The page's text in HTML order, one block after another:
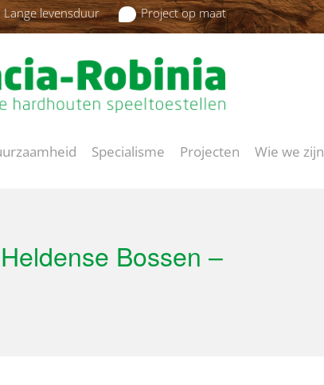
Lange levensduur Project op maat
Specialisme Projecten Wie we zijn
Bossen –